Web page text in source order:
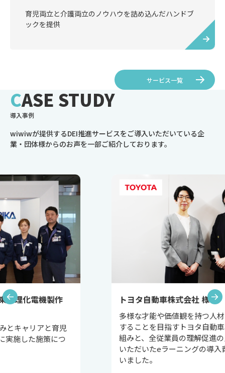
育児両立と介護両立のノウハウを詰め込んだハンドブ
ックを提供
サービス一覧
CASE STUDY
導入事例
wiwiwが提供するDEI推進サービスをご導入いただいている企
業・団体様からのお声を一部ご紹介しております。
Previous
トヨタ自動車株式会社 様
多様な才能や価値観を持つ人材が最大限能力を発揮
することを目指すトヨタ自動車様のDEI推進のお取り
組みと、全従業員の理解促進の足掛かりとして導入
いただいたeラーニングの導入背景と効果について伺